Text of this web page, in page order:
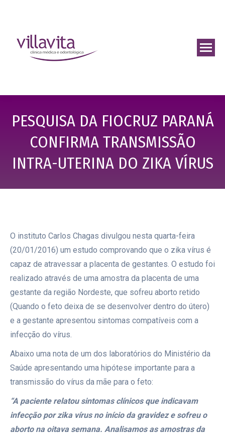
PESQUISA DA FIOCRUZ PARANÁ
CONFIRMA TRANSMISSÃO
INTRA-UTERINA DO ZIKA VÍRUS
O instituto Carlos Chagas divulgou nesta quarta-feira
(20/01/2016) um estudo comprovando que o zika vírus é
capaz de atravessar a placenta de gestantes. O estudo foi
realizado através de uma amostra da placenta de uma
gestante da região Nordeste, que sofreu aborto retido
(Quando o feto deixa de se desenvolver dentro do útero)
e a gestante apresentou sintomas compatíveis com a
infecção do vírus.
Abaixo uma nota de um dos laboratórios do Ministério da
Saúde apresentando uma hipótese importante para a
transmissão do vírus da mãe para o feto:
“A paciente relatou sintomas clínicos que indicavam
infecção por zika vírus no início da gravidez e sofreu o
aborto na oitava semana. Analisamos as amostras da